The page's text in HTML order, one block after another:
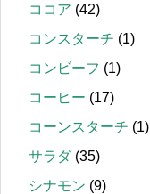
ココア (42)
コンスターチ (1)
コンビーフ (1)
コーヒー (17)
コーンスターチ (1)
サラダ(35)
シナモン (9)